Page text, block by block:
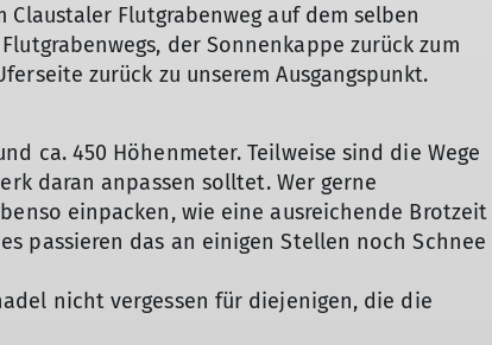
Claustaler Flutgrabenweg auf dem selben
der Sonnenkappe zurück zum
zurück zu unserem Ausgangspunkt.
ca. 450 Höhenmeter. Teilweise sind die Wege
daran anpassen solltet. Wer gerne
einpacken, wie eine ausreichende Brotzeit
passieren das an einigen Stellen noch Schnee
nicht vergessen für diejenigen, die die